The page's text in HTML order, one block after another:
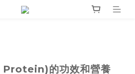
的功效和營養